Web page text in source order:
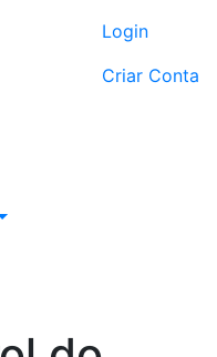
Login
Criar Conta